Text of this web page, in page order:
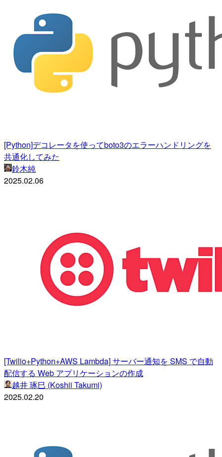
[Python]デコレータを使ってboto3のエラーハンドリングを
共通化してみた
鈴木純
2025.02.06
[Twilio+Python+AWS Lambda] サーバー通知を SMS で自動
配信する Web アプリケーションの作成
越井 琢巳 (Koshii Takumi)
2025.02.20